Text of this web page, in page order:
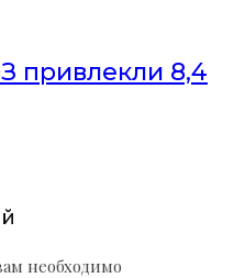
привлекли 8,4
необходимо